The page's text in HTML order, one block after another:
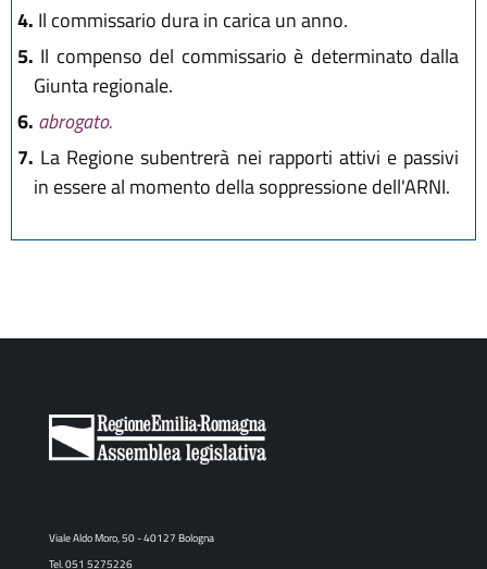
4. Il commissario dura in carica un anno.
5. Il compenso del commissario è determinato dalla
Giunta regionale.
6. abrogato.
7. La Regione subentrerà nei rapporti attivi e passivi
in essere al momento della soppressione dell'ARNI.
Viale Aldo Moro, 50 - 40127 Bologna
Tel. 051 5275226